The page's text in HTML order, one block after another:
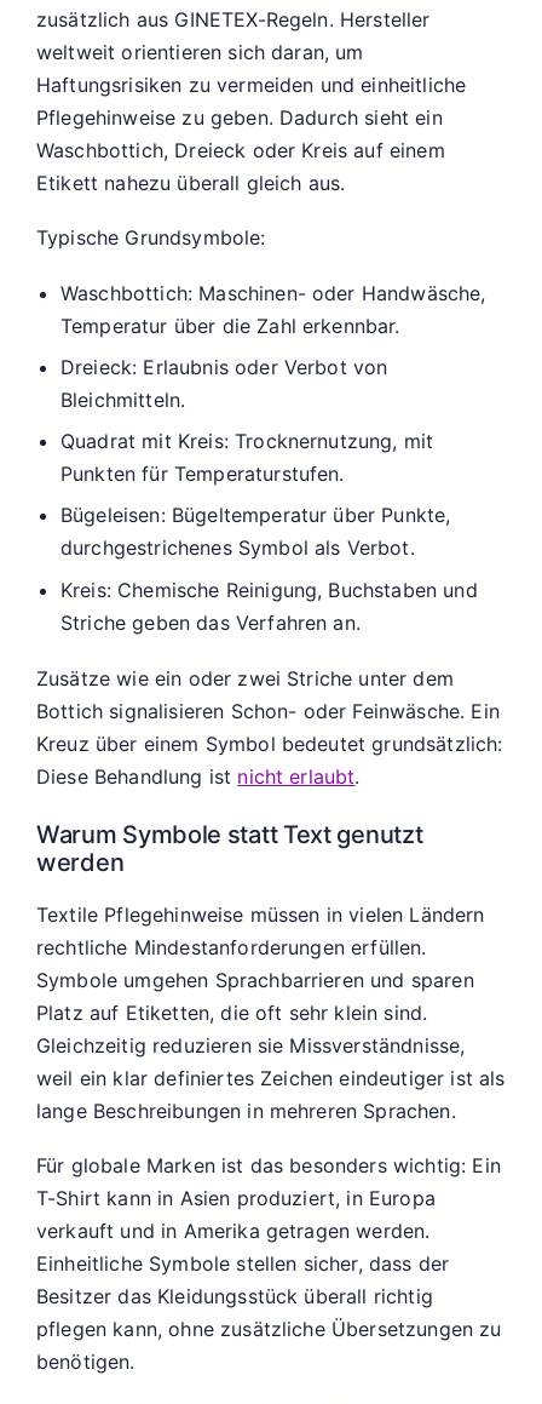
zusätzlich aus GINETEX-Regeln. Hersteller
weltweit orientieren sich daran, um
Haftungsrisiken zu vermeiden und einheitliche
Pflegehinweise zu geben. Dadurch sieht ein
Waschbottich, Dreieck oder Kreis auf einem
Etikett nahezu überall gleich aus.
Typische Grundsymbole:
Waschbottich: Maschinen- oder Handwäsche,
Temperatur über die Zahl erkennbar.
Dreieck: Erlaubnis oder Verbot von
Bleichmitteln.
Quadrat mit Kreis: Trocknernutzung, mit
Punkten für Temperaturstufen.
Bügeleisen: Bügeltemperatur über Punkte,
durchgestrichenes Symbol als Verbot.
Kreis: Chemische Reinigung, Buchstaben und
Striche geben das Verfahren an.
Zusätze wie ein oder zwei Striche unter dem
Bottich signalisieren Schon- oder Feinwäsche. Ein
Kreuz über einem Symbol bedeutet grundsätzlich:
Diese Behandlung ist nicht erlaubt.
Warum Symbole statt Text genutzt
werden
Textile Pflegehinweise müssen in vielen Ländern
rechtliche Mindestanforderungen erfüllen.
Symbole umgehen Sprachbarrieren und sparen
Platz auf Etiketten, die oft sehr klein sind.
Gleichzeitig reduzieren sie Missverständnisse,
weil ein klar definiertes Zeichen eindeutiger ist als
lange Beschreibungen in mehreren Sprachen.
Für globale Marken ist das besonders wichtig: Ein
T-Shirt kann in Asien produziert, in Europa
verkauft und in Amerika getragen werden.
Einheitliche Symbole stellen sicher, dass der
Besitzer das Kleidungsstück überall richtig
pflegen kann, ohne zusätzliche Übersetzungen zu
benötigen.